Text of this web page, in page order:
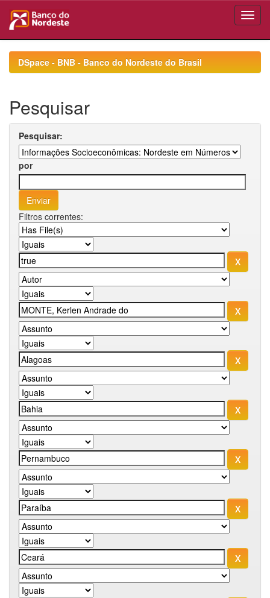
navigationDSpace - BNB - Banco do Nordeste do Brasil
Pesquisar
Pesquisar:
por
Filtros correntes: